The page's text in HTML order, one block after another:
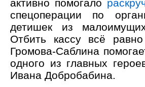
активно помогало
спецоперации по
детишек из
Отбить кассу всё
Громова-Саблина
одного из главных
Ивана Добробабина.